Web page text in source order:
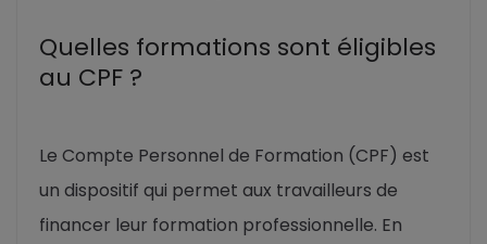
Quelles formations sont éligibles
au CPF ?
Le Compte Personnel de Formation (CPF) est
un dispositif qui permet aux travailleurs de
financer leur formation professionnelle. En